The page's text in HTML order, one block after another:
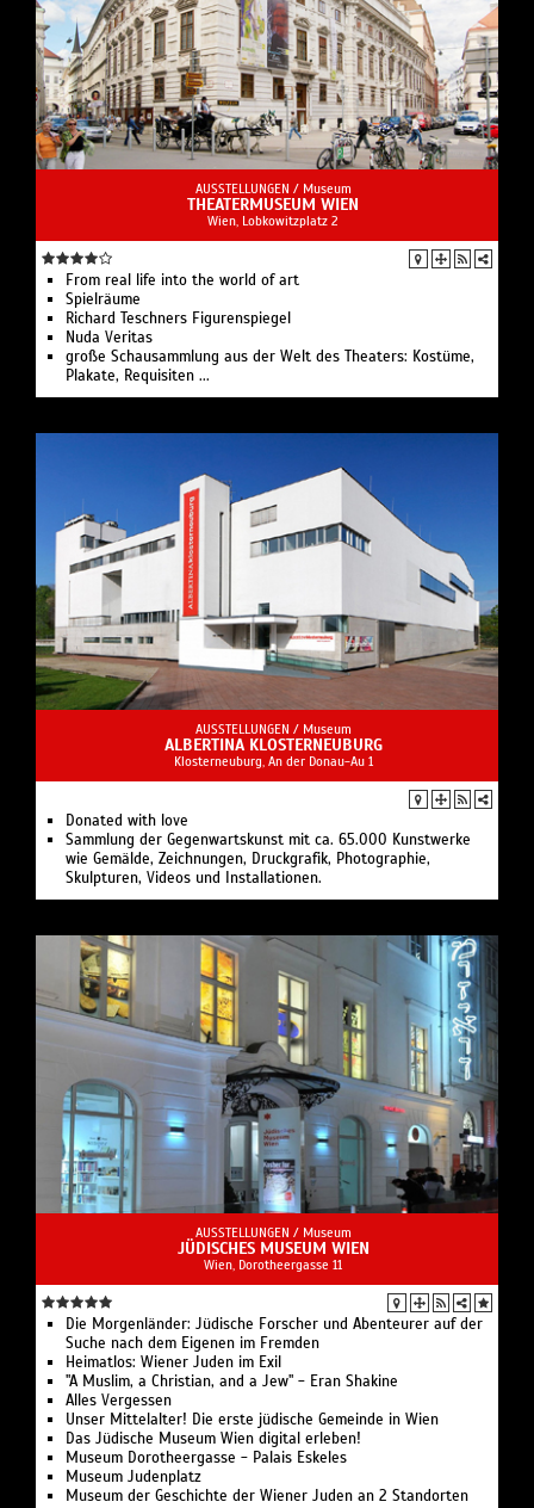
AUSSTELLUNGEN / Museum
THEATERMUSEUM WIEN
Wien, Lobkowitzplatz 2
From real life into the world of art
Spielräume
Richard Teschners Figurenspiegel
Nuda Veritas
große Schausammlung aus der Welt des Theaters: Kostüme,
Plakate, Requisiten ...
AUSSTELLUNGEN / Museum
ALBERTINA KLOSTERNEUBURG
Klosterneuburg, An der Donau-Au 1
Donated with love
Sammlung der Gegenwartskunst mit ca. 65.000 Kunstwerke
wie Gemälde, Zeichnungen, Druckgrafik, Photographie,
Skulpturen, Videos und Installationen.
AUSSTELLUNGEN / Museum
JÜDISCHES MUSEUM WIEN
Wien, Dorotheergasse 11
Die Morgenländer: Jüdische Forscher und Abenteurer auf der
Suche nach dem Eigenen im Fremden
Heimatlos: Wiener Juden im Exil
"A Muslim, a Christian, and a Jew" - Eran Shakine
Alles Vergessen
Unser Mittelalter! Die erste jüdische Gemeinde in Wien
Das Jüdische Museum Wien digital erleben!
Museum Dorotheergasse - Palais Eskeles
Museum Judenplatz
Museum der Geschichte der Wiener Juden an 2 Standorten